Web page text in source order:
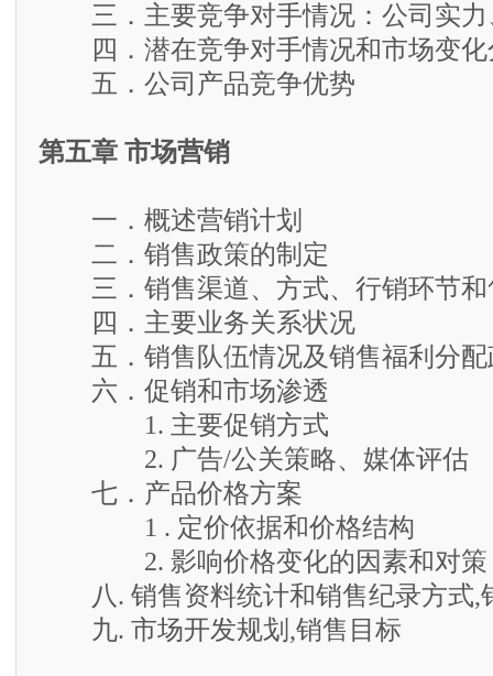
三．主要竞争对手情况：公司实力
四．潜在竞争对手情况和市场变化
五．公司产品竞争优势
第五章 市场营销
一．概述营销计划
二．销售政策的制定
三．销售渠道、方式、行销环节和
四．主要业务关系状况
五．销售队伍情况及销售福利分配
六．促销和市场渗透
1. 主要促销方式
2. 广告/公关策略、媒体评估
七．产品价格方案
1 . 定价依据和价格结构
2. 影响价格变化的因素和对策
八. 销售资料统计和销售纪录方式,
九. 市场开发规划,销售目标